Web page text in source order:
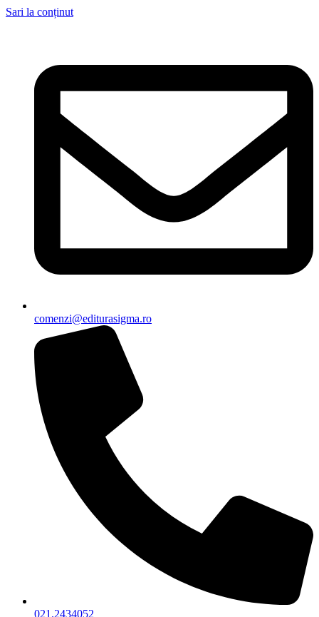
Sari la conținut
comenzi@editurasigma.ro
021.2434052